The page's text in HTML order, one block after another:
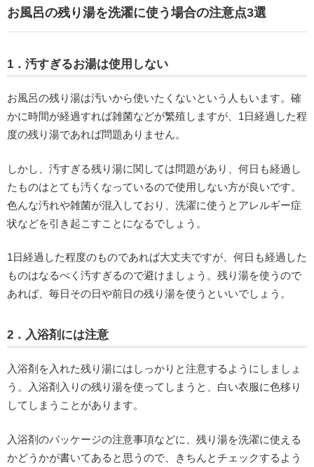
お風呂の残り湯を洗濯に使う場合の注意点3選
1．汚すぎるお湯は使用しない
お風呂の残り湯は汚いから使いたくないという人もいます。確
かに時間が経過すれば雑菌などが繁殖しますが、1日経過した程
度の残り湯であれば問題ありません。
しかし、汚すぎる残り湯に関しては問題があり、何日も経過し
たものはとても汚くなっているので使用しない方が良いです。
色んな汚れや雑菌が混入しており、洗濯に使うとアレルギー症
状などを引き起こすことになるでしょう。
1日経過した程度のものであれば大丈夫ですが、何日も経過した
ものはなるべく汚すぎるので避けましょう。残り湯を使うので
あれば、毎日その日や前日の残り湯を使うといいでしょう。
2．入浴剤には注意
入浴剤を入れた残り湯にはしっかりと注意するようにしましょ
う。入浴剤入りの残り湯を使ってしまうと、白い衣服に色移り
してしまうことがあります。
入浴剤のパッケージの注意事項などに、残り湯を洗濯に使える
かどうかが書いてあると思うので、きちんとチェックするよう